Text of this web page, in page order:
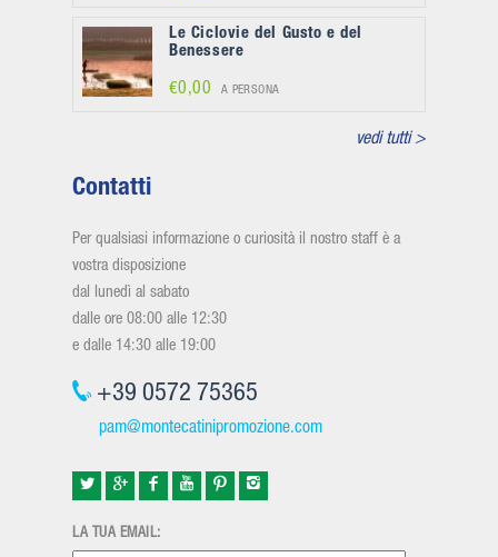
Le Ciclovie del Gusto e del
Benessere
€0,00 A PERSONA
vedi tutti >
Contatti
Per qualsiasi informazione o curiosità il nostro staff è a
vostra disposizione
dal lunedì al sabato
dalle ore 08:00 alle 12:30
e dalle 14:30 alle 19:00
+39 0572 75365
pam@montecatinipromozione.com
LA TUA EMAIL: